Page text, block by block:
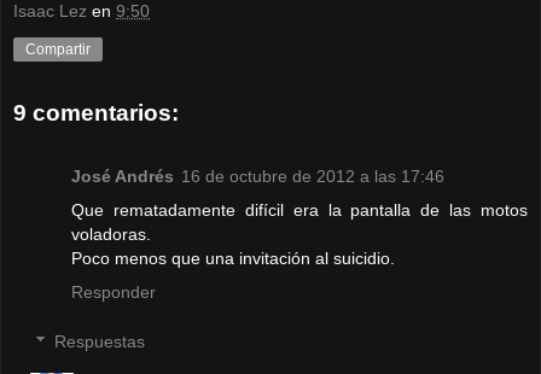
Isaac Lez en 9:50
Compartir
9 comentarios:
José Andrés 16 de octubre de 2012 a las 17:46
Que rematadamente difícil era la pantalla de las motos
voladoras.
Poco menos que una invitación al suicidio.
Responder
Respuestas